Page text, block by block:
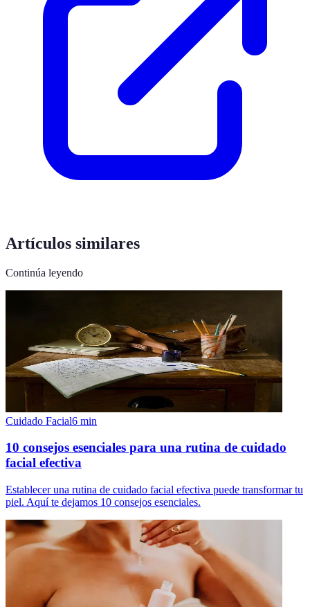
Artículos similares
Continúa leyendo
Cuidado Facial6 min
10 consejos esenciales para una rutina de cuidado
facial efectiva
Establecer una rutina de cuidado facial efectiva puede transformar tu
piel. Aquí te dejamos 10 consejos esenciales.